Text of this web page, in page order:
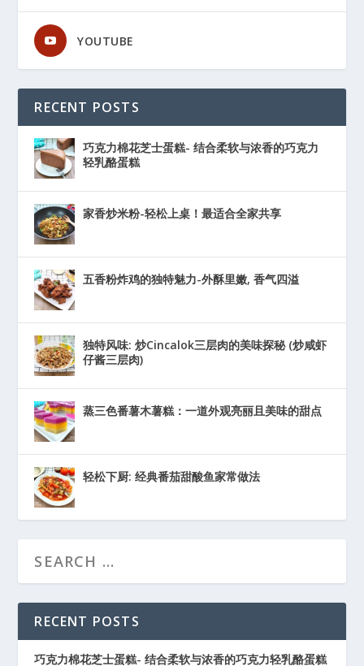
YOUTUBE
RECENT POSTS
巧克力棉花芝士蛋糕- 结合柔软与浓香的巧克力
轻乳酪蛋糕
家香炒米粉-轻松上桌！最适合全家共享
五香粉炸鸡的独特魅力-外酥里嫩, 香气四溢
独特风味: 炒Cincalok三层肉的美味探秘 (炒咸虾
仔酱三层肉)
蒸三色番薯木薯糕：一道外观亮丽且美味的甜点
轻松下厨: 经典番茄甜酸鱼家常做法
RECENT POSTS
巧克力棉花芝士蛋糕- 结合柔软与浓香的巧克力轻乳酪蛋糕